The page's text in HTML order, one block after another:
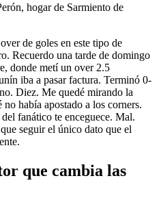
hogar de Sarmiento de
de goles en este tipo de
Recuerdo una tarde de domingo
donde metí un over 2.5
iba a pasar factura. Terminó 0-
Diez. Me quedé mirando la
había apostado a los corners.
fanático te enceguece. Mal.
seguir el único dato que el
que cambia las